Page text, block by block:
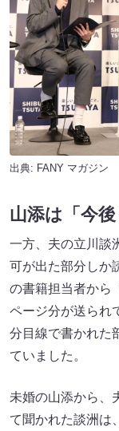
出典: FANY マガジン
山添は「今
一方、夫の立川談
可が出た部分しか
の書籍担当者から
ページ分が送られ
分目線で書かれた
ていました。
未婚の山添から、
て聞かれた談洲は